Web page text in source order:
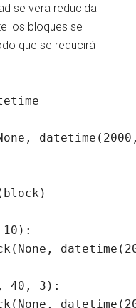
se vera reducida
los bloques se
que se reducirá
40, 3):